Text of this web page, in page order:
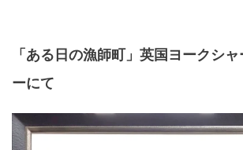
「ある日の漁師町」英国ヨークシ
ーにて